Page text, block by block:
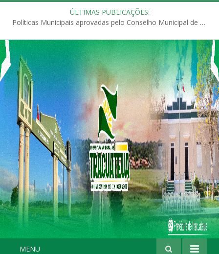
ÚLTIMAS PUBLICAÇÕES:
Políticas Municipais aprovadas pelo Conselho Municipal de Educação (CME)
MENU